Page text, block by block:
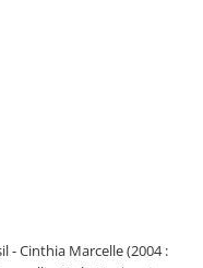
- Cinthia Marcelle (2004 :